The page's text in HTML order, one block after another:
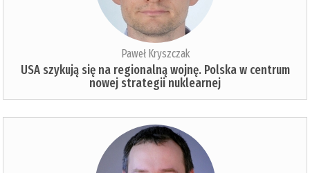
Paweł Kryszczak
USA szykują się na regionalną wojnę. Polska w centrum
nowej strategii nuklearnej